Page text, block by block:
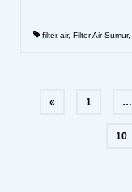
filter air, Filter Air Sumur,
« 1 …
10